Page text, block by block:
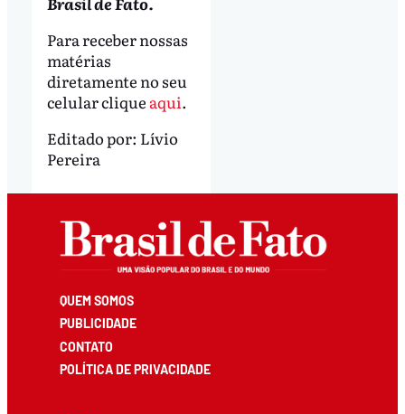
Para receber nossas
matérias
diretamente no seu
celular clique aqui.
Editado por: Lívio
Pereira
QUEM SOMOS
PUBLICIDADE
CONTATO
POLÍTICA DE PRIVACIDADE